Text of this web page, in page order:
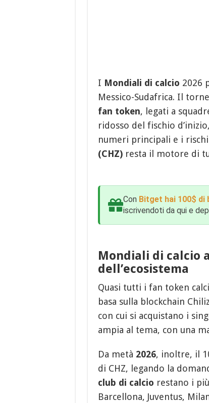
I Mondiali di calcio 2026
Messico-Sudafrica. Il
fan token, legati a
ridosso del fischio
numeri principali e i
(CHZ) resta il motore di
Con Bitget hai 100$ di
iscrivendoti da qui e
Mondiali di calcio
dell’ecosistema
Quasi tutti i fan token
basa sulla blockchain
con cui si acquistano i
ampia al tema, con una
Da metà 2026, inoltre, il
di CHZ, legando la
club di calcio restano i
Barcellona, Juventus,